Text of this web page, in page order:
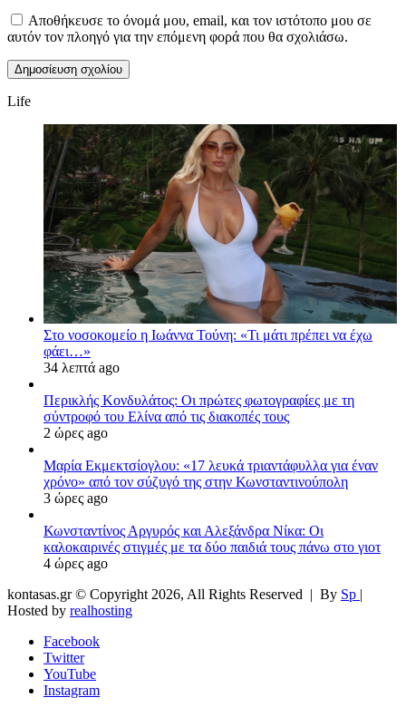
Αποθήκευσε το όνομά μου, email, και τον ιστότοπο μου σε
αυτόν τον πλοηγό για την επόμενη φορά που θα σχολιάσω.
Life
Στο νοσοκομείο η Ιωάννα Τούνη: «Τι μάτι πρέπει να έχω
φάει…»
34 λεπτά ago
Περικλής Κονδυλάτος: Οι πρώτες φωτογραφίες με τη
σύντροφό του Ελίνα από τις διακοπές τους
2 ώρες ago
Μαρία Εκμεκτσίογλου: «17 λευκά τριαντάφυλλα για έναν
χρόνο» από τον σύζυγό της στην Κωνσταντινούπολη
3 ώρες ago
Κωνσταντίνος Αργυρός και Αλεξάνδρα Νίκα: Οι
καλοκαιρινές στιγμές με τα δύο παιδιά τους πάνω στο γιοτ
4 ώρες ago
kontasas.gr © Copyright 2026, All Rights Reserved | By Sp |
Hosted by realhosting
Facebook
Twitter
YouTube
Instagram